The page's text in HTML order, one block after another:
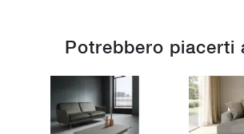
Potrebbero piacerti